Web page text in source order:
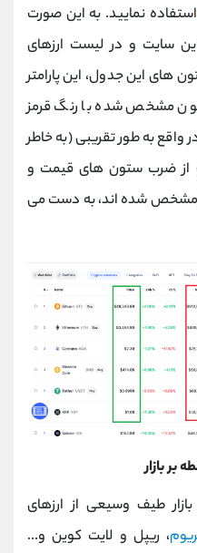
نمایید. به این صورت
سایت و در لیست ارزهای
های این جدول، این پارامتر
مشخص شده با رنگ قرمز
واقع به طور تقریبی (به خاطر
از ضرب ستون های قیمت و
مشخص شده اند، به دست می
بر بازار
طیف وسیعی از ارزهای
، ریپل و لایت کوین و...